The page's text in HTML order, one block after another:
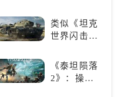
的竞速之旅
类似《坦克
世界闪击
（WOTB）
的军事类游
戏推荐！快
《泰坦陨落
2》：操控